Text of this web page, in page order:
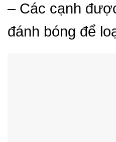
– Các cạnh
đánh bóng để